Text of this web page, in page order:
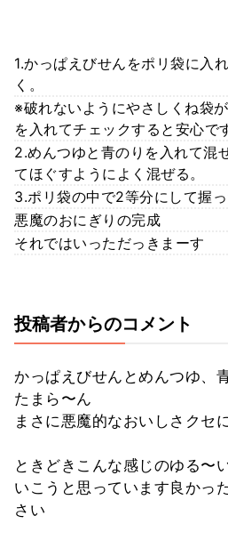
1.かっぱえびせんをポリ袋に入
く。
※破れないようにやさしくね袋
を入れてチェックすると安心で
2.めんつゆと青のりを入れて混
てほぐすようによく混ぜる。
3.ポリ袋の中で2等分にして握
悪魔のおにぎりの完成
それではいっただっきまーす
投稿者からのコメント
かっぱえびせんとめんつゆ、
たまら〜ん
まさに悪魔的なおいしさクセ
ときどきこんな感じのゆる〜
いこうと思っています良かっ
さい